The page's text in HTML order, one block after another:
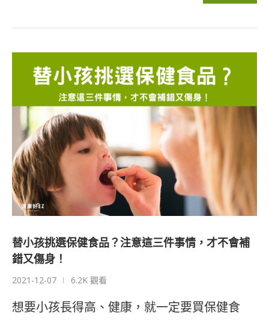
替小孩挑選保健食品？注意這三件事情，才不會補
錯又傷身！
2021-12-07 6.2K 觀看
想要小孩長得高、健康，就一定要買保健食